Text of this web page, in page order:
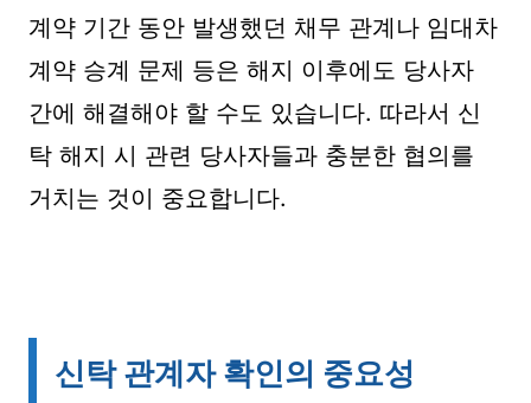
계약 기간 동안 발생했던 채무 관계나 임대차
계약 승계 문제 등은 해지 이후에도 당사자
간에 해결해야 할 수도 있습니다. 따라서 신
탁 해지 시 관련 당사자들과 충분한 협의를
거치는 것이 중요합니다.
신탁 관계자 확인의 중요성